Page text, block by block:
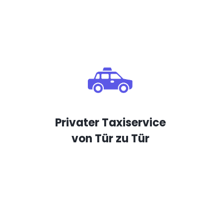
Privater Taxiservice
von Tür zu Tür